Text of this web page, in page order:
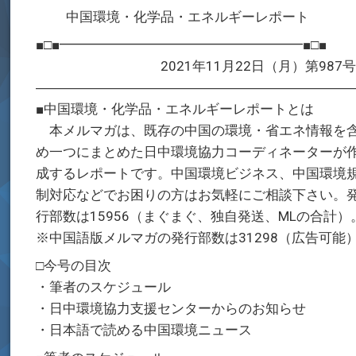
中国環境・化学品・エネルギーレポート
■□■━━━━━━━━━━━━━━━━━━■□■
2021年11月22日（月）第987号
■中国環境・化学品・エネルギーレポートとは
本メルマガは、既存の中国の環境・省エネ情報を
め一つにまとめた日中環境協力コーディネーターが
成するレポートです。中国環境ビジネス、中国環境
制対応などでお困りの方はお気軽にご相談下さい。
行部数は15956（まぐまぐ、独自発送、MLの合計）。
※中国語版メルマガの発行部数は31298（広告可能）
□今号の目次
・筆者のスケジュール
・日中環境協力支援センターからのお知らせ
・日本語で読める中国環境ニュース